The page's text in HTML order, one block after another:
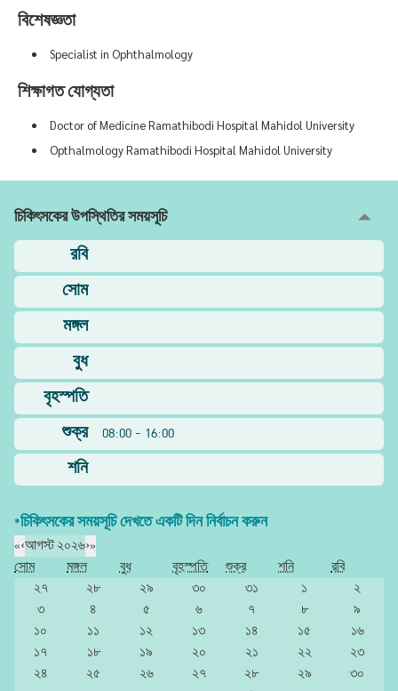
বিশেষজ্ঞতা
Specialist in Ophthalmology
শিক্ষাগত যোগ্যতা
Doctor of Medicine Ramathibodi Hospital Mahidol University
Opthalmology Ramathibodi Hospital Mahidol University
চিকিৎসকের উপস্থিতির সময়সূচি
রবি
সোম
মঙ্গল
বুধ
বৃহস্পতি
শুক্র
08:00 - 16:00
শনি
*চিকিৎসকের সময়সূচি দেখতে একটি দিন নির্বাচন করুন
«‹আগস্ট ২০২৬›»
সোম
মঙ্গল বুধ বৃহস্পতি শুক্র শনি
রবি
২৭
২৮ ২৯ ৩০ ৩১ ১
২
৩
৪ ৫ ৬ ৭ ৮
৯
১০
১১ ১২ ১৩ ১৪ ১৫
১৬
১৭
১৮ ১৯ ২০ ২১ ২২
২৩
২৪
২৫ ২৬ ২৭ ২৮ ২৯
৩০